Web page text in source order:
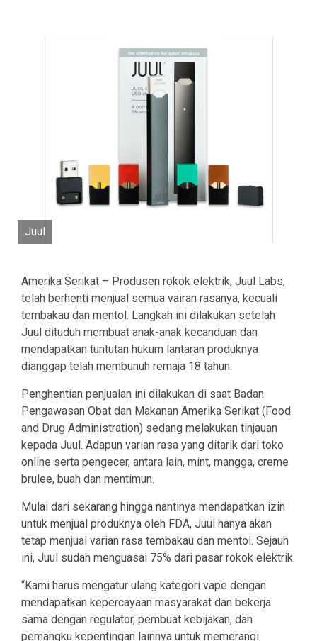
Juul
Amerika Serikat – Produsen rokok elektrik, Juul Labs,
telah berhenti menjual semua vairan rasanya, kecuali
tembakau dan mentol. Langkah ini dilakukan setelah
Juul dituduh membuat anak-anak kecanduan dan
mendapatkan tuntutan hukum lantaran produknya
dianggap telah membunuh remaja 18 tahun.
Penghentian penjualan ini dilakukan di saat Badan
Pengawasan Obat dan Makanan Amerika Serikat (Food
and Drug Administration) sedang melakukan tinjauan
kepada Juul. Adapun varian rasa yang ditarik dari toko
online serta pengecer, antara lain, mint, mangga, creme
brulee, buah dan mentimun.
Mulai dari sekarang hingga nantinya mendapatkan izin
untuk menjual produknya oleh FDA, Juul hanya akan
tetap menjual varian rasa tembakau dan mentol. Sejauh
ini, Juul sudah menguasai 75% dari pasar rokok elektrik.
“Kami harus mengatur ulang kategori vape dengan
mendapatkan kepercayaan masyarakat dan bekerja
sama dengan regulator, pembuat kebijakan, dan
pemangku kepentingan lainnya untuk memerangi